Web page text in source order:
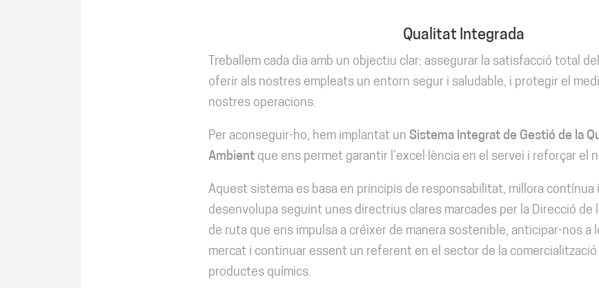
Qualitat Integrada
Treballem cada dia amb un objectiu clar: assegurar la satisfacció total
oferir als nostres empleats un entorn segur i saludable, i protegir el
nostres operacions.
Per aconseguir-ho, hem implantat un Sistema Integrat de Gestió de la
Ambient que ens permet garantir l’excel·lència en el servei i reforçar el
Aquest sistema es basa en principis de responsabilitat, millora contínua
desenvolupa seguint unes directrius clares marcades per la Direcció de
de ruta que ens impulsa a créixer de manera sostenible, anticipar-nos a
mercat i continuar essent un referent en el sector de la
productes químics.